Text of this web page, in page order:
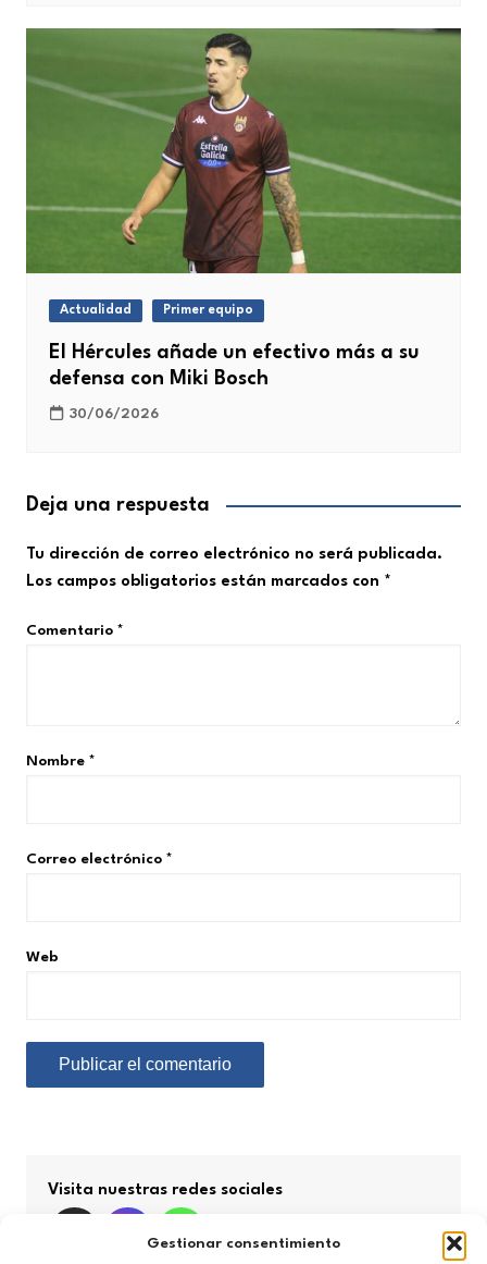
Gestionar consentimiento
Actualidad Primer equipo
El Hércules añade un efectivo más a su
defensa con Miki Bosch
30/06/2026
Deja una respuesta
Tu dirección de correo electrónico no será publicada.
Los campos obligatorios están marcados con *
Comentario *
Nombre *
Correo electrónico *
Web
Visita nuestras redes sociales